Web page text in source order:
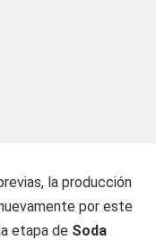
la producción
por este
etapa de Soda